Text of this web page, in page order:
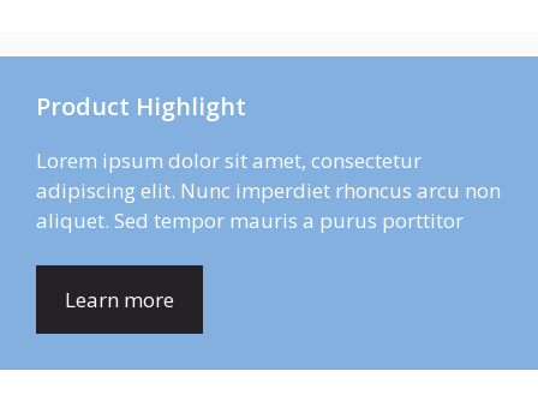
Product Highlight
Lorem ipsum dolor sit amet, consectetur
adipiscing elit. Nunc imperdiet rhoncus arcu non
aliquet. Sed tempor mauris a purus porttitor
Learn more